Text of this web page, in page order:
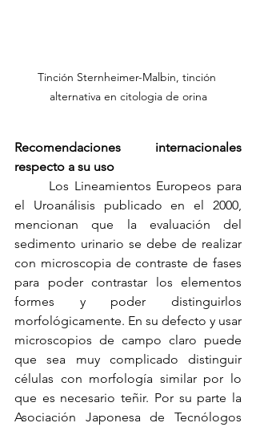
Tinción Sternheimer-Malbin, tinción
alternativa en citologia de orina
Recomendaciones internacionales
respecto a su uso
el Uroanálisis publicado en el 2000,
mencionan que la evaluación del
sedimento urinario se debe de realizar
con microscopia de contraste de fases
para poder contrastar los elementos
formes y poder distinguirlos
morfológicamente. En su defecto y usar
microscopios de campo claro puede
que sea muy complicado distinguir
células con morfología similar por lo
que es necesario teñir. Por su parte la
Asociación Japonesa de Tecnólogos